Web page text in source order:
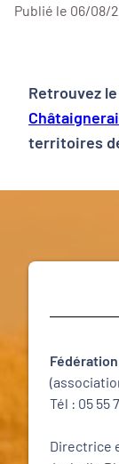
Publié le 06/08/
Retrouvez
territoires
Tél : 05 55
Directrice